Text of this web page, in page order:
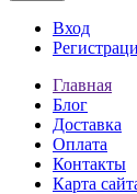
Вход
Главная
Блог
Доставка
Оплата
Контакты
Карта